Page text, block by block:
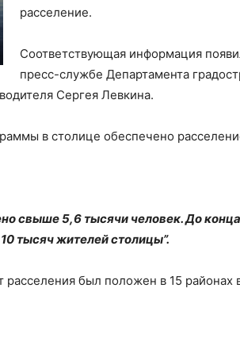
расселение.
Соответствующая информация
пресс-службе Департамента
Сергея Левкина.
в столице обеспечено
свыше 5,6 тысячи человек. До
тысяч жителей столицы”.
расселения был положен в 15 районах